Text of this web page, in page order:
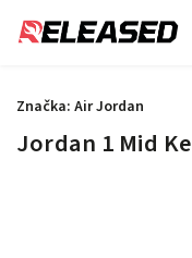
Jordan 1 Mid
Značka: Air Jordan